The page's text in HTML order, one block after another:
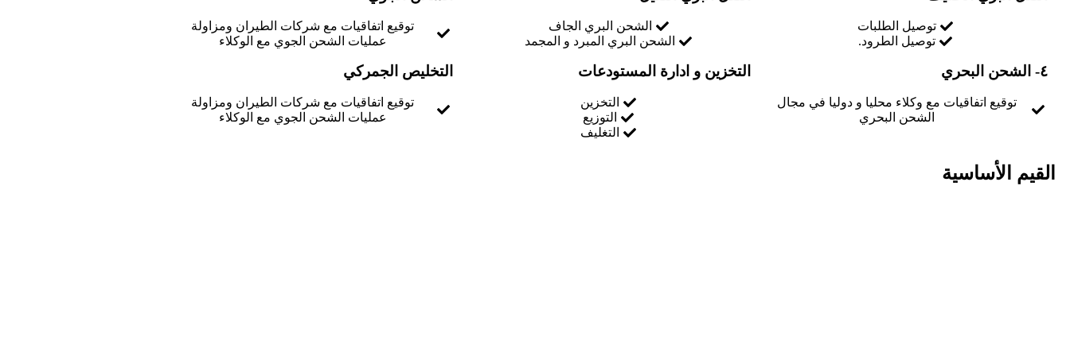
توصيل الطلبات
توصيل الطرود.
الشحن البري الجاف
الشحن البري المبرد و المجمد
توقيع اتفاقيات مع شركات الطيران ومزاولة
عمليات الشحن الجوي مع الوكلاء
٤- الشحن البحري
توقيع اتفاقيات مع وكلاء محليا و دوليا في مجال
الشحن البحري
التخزين و ادارة المستودعات
التخزين
التوزيع
التغليف
التخليص الجمركي
توقيع اتفاقيات مع شركات الطيران ومزاولة
عمليات الشحن الجوي مع الوكلاء
القيم الأساسية